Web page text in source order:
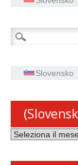
Ricerca
per:
Slovensko
(Slovensko)
novic